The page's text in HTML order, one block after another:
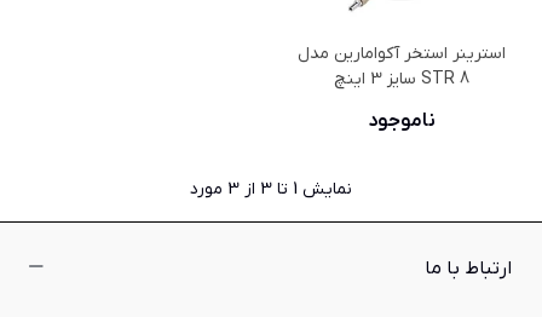
استرینر استخر آکوامارین مدل
STR 8 سایز 3 اینچ
ناموجود
نمایش 1 تا 3 از 3 مورد
ارتباط با ما